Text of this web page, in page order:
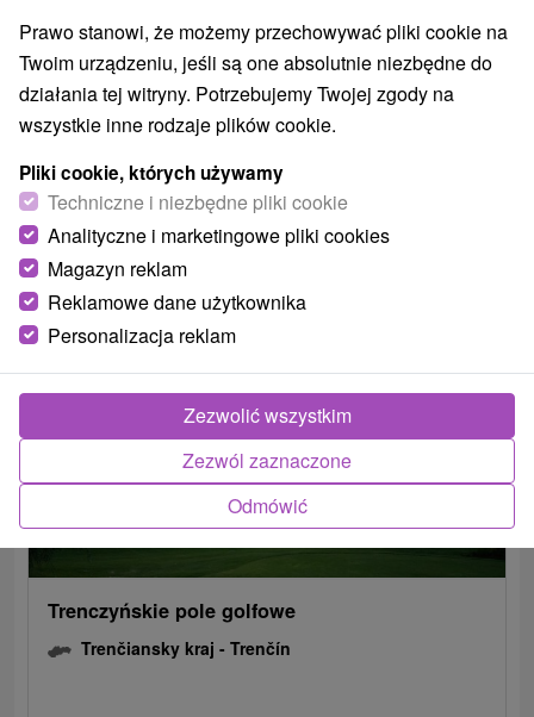
Escaperoom(2) Ogrody botaniczne(1)
Ogrody zoologiczne i fermy zwierząt(2)
Muzea i galerie(4) Atrakcje turystyczne(6)
Atrakcje z adrenaliną(4) Jaskinie(1)
Wsie i miasta
Sebedražie(1) Trenčín(1)
Trenczyńskie pole golfowe
Trenčiansky kraj -Trenčín
Prawo stanowi, że możemy przechowywać pliki cookie na
Twoim urządzeniu, jeśli są one absolutnie niezbędne do
działania tej witryny. Potrzebujemy Twojej zgody na
wszystkie inne rodzaje plików cookie.
Pliki cookie, których używamy
Techniczne i niezbędne pliki cookie
Analityczne i marketingowe pliki cookies
Magazyn reklam
Reklamowe dane użytkownika
Personalizacja reklam
Odmówić
Zezwól zaznaczone
Zezwolić wszystkim